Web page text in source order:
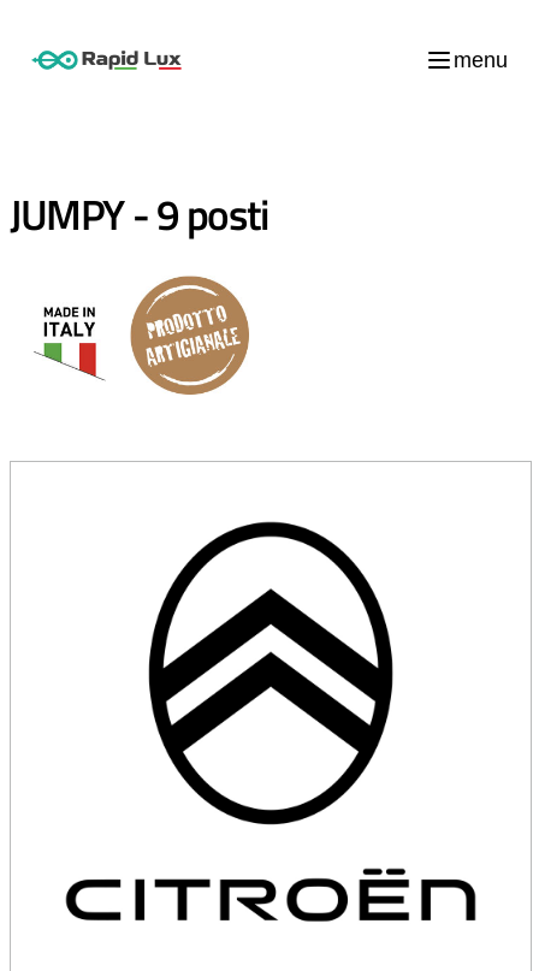
menu
JUMPY - 9 posti